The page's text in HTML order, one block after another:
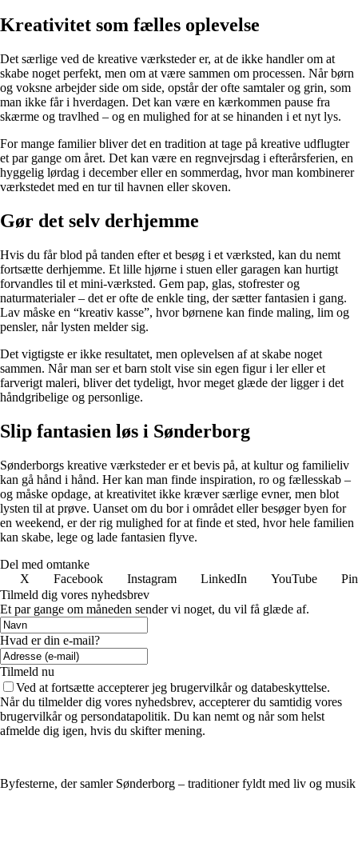
Kreativitet som fælles oplevelse
Det særlige ved de kreative værksteder er, at de ikke handler om at
skabe noget perfekt, men om at være sammen om processen. Når børn
og voksne arbejder side om side, opstår der ofte samtaler og grin, som
man ikke får i hverdagen. Det kan være en kærkommen pause fra
skærme og travlhed – og en mulighed for at se hinanden i et nyt lys.
For mange familier bliver det en tradition at tage på kreative udflugter
et par gange om året. Det kan være en regnvejrsdag i efterårsferien, en
hyggelig lørdag i december eller en sommerdag, hvor man kombinerer
værkstedet med en tur til havnen eller skoven.
Gør det selv derhjemme
Hvis du får blod på tanden efter et besøg i et værksted, kan du nemt
fortsætte derhjemme. Et lille hjørne i stuen eller garagen kan hurtigt
forvandles til et mini-værksted. Gem pap, glas, stofrester og
naturmaterialer – det er ofte de enkle ting, der sætter fantasien i gang.
Lav måske en “kreativ kasse”, hvor børnene kan finde maling, lim og
pensler, når lysten melder sig.
Det vigtigste er ikke resultatet, men oplevelsen af at skabe noget
sammen. Når man ser et barn stolt vise sin egen figur i ler eller et
farverigt maleri, bliver det tydeligt, hvor meget glæde der ligger i det
håndgribelige og personlige.
Slip fantasien løs i Sønderborg
Sønderborgs kreative værksteder er et bevis på, at kultur og familieliv
kan gå hånd i hånd. Her kan man finde inspiration, ro og fællesskab –
og måske opdage, at kreativitet ikke kræver særlige evner, men blot
lysten til at prøve. Uanset om du bor i området eller besøger byen for
en weekend, er der rig mulighed for at finde et sted, hvor hele familien
kan skabe, lege og lade fantasien flyve.
Del med omtanke
X
Facebook Instagram LinkedIn YouTube
Tilmeld dig vores nyhedsbrev
Et par gange om måneden sender vi noget, du vil få glæde af.
Hvad er din e-mail?
Tilmeld nu
Ved at fortsætte accepterer jeg brugervilkår og databeskyttelse.
Når du tilmelder dig vores nyhedsbrev, accepterer du samtidig vores
brugervilkår og persondatapolitik. Du kan nemt og når som helst
afmelde dig igen, hvis du skifter mening.
Byfesterne, der samler Sønderborg – traditioner fyldt med liv og musik